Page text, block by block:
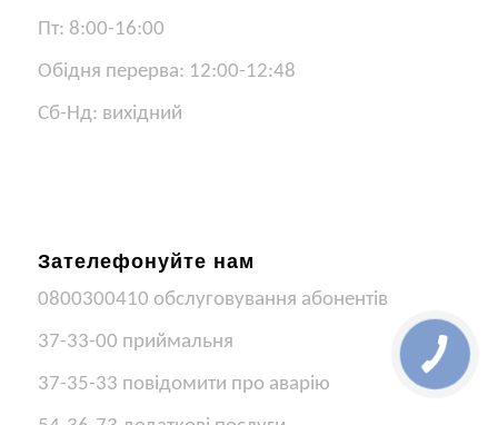
Пт: 8:00-16:00
Обідня перерва: 12:00-12:48
Сб-Нд: вихідний
Зателефонуйте нам
0800300410 обслуговування абонентів
37-33-00 приймальня
37-35-33 повідомити про аварію